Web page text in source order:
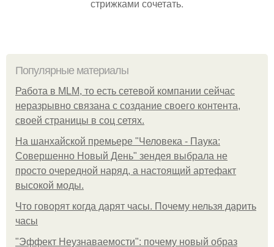
стрижками сочетать.
Популярные материалы
Работа в MLM, то есть сетевой компании сейчас
неразрывно связана с создание своего контента,
своей страницы в соц сетях.
На шанхайской премьере "Человека - Паука:
Совершенно Новый День" зендея выбрала не
просто очередной наряд, а настоящий артефакт
высокой моды.
Что говорят когда дарят часы. Почему нельзя дарить
часы
"Эффект Неузнаваемости": почему новый образ